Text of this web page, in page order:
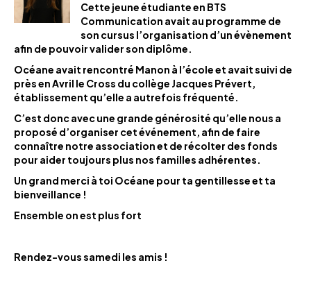
Cette jeune étudiante en BTS
Communication avait au programme de
son cursus l’organisation d’un évènement
afin de pouvoir valider son diplôme.
Océane avait rencontré Manon à l’école et avait suivi de
près en Avril le Cross du collège Jacques Prévert,
établissement qu’elle a autrefois fréquenté.
C’est donc avec une grande générosité qu’elle nous a
proposé d’organiser cet événement, afin de faire
connaître notre association et de récolter des fonds
pour aider toujours plus nos familles adhérentes.
Un grand merci à toi Océane pour ta gentillesse et ta
bienveillance !
Ensemble on est plus fort
Rendez-vous samedi les amis !